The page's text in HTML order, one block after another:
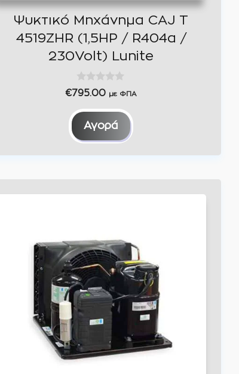
Ψυκτικό Μηχάνημα CAJ T
4519ZHR (1,5HP / R404a /
230Volt) Lunite
0
o
u
t
5
€795.00 με ΦΠΑ
Αγορά